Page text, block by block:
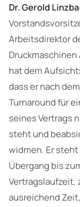
Dr. Gerold
Arbeitsdirektor
hat dem
dass er nach
Turnaround für
seines Vertrags
steht und
widmen. Er
Übergang bis
Vertragslaufzeit,
ausreichend